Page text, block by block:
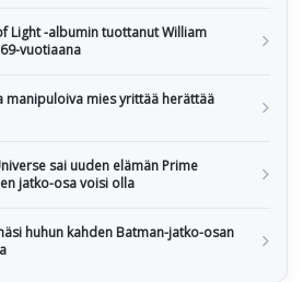
Light -albumin tuottanut William
vuotiaana
manipuloiva mies yrittää herättää
sai uuden elämän Prime
jatko-osa voisi olla
huhun kahden Batman-jatko-osan